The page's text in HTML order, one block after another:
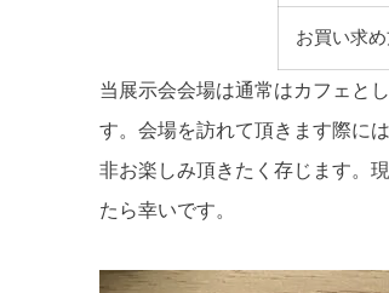
お買い求
当展示会会場は通常はカフェと
す。会場を訪れて頂きます際に
非お楽しみ頂きたく存じます。
たら幸いです。